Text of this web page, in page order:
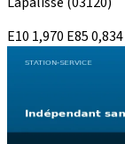
E10 1,970 E850,834